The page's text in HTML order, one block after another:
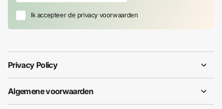
Ik accepteer de privacy voorwaarden
Privacy Policy
Algemene voorwaarden